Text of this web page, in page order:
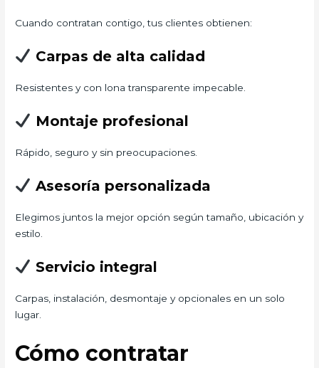
Cuando contratan contigo, tus clientes obtienen:
Carpas de alta calidad
Resistentes y con lona transparente impecable.
Montaje profesional
Rápido, seguro y sin preocupaciones.
Asesoría personalizada
Elegimos juntos la mejor opción según tamaño, ubicación y
estilo.
Servicio integral
Carpas, instalación, desmontaje y opcionales en un solo
lugar.
Cómo contratar